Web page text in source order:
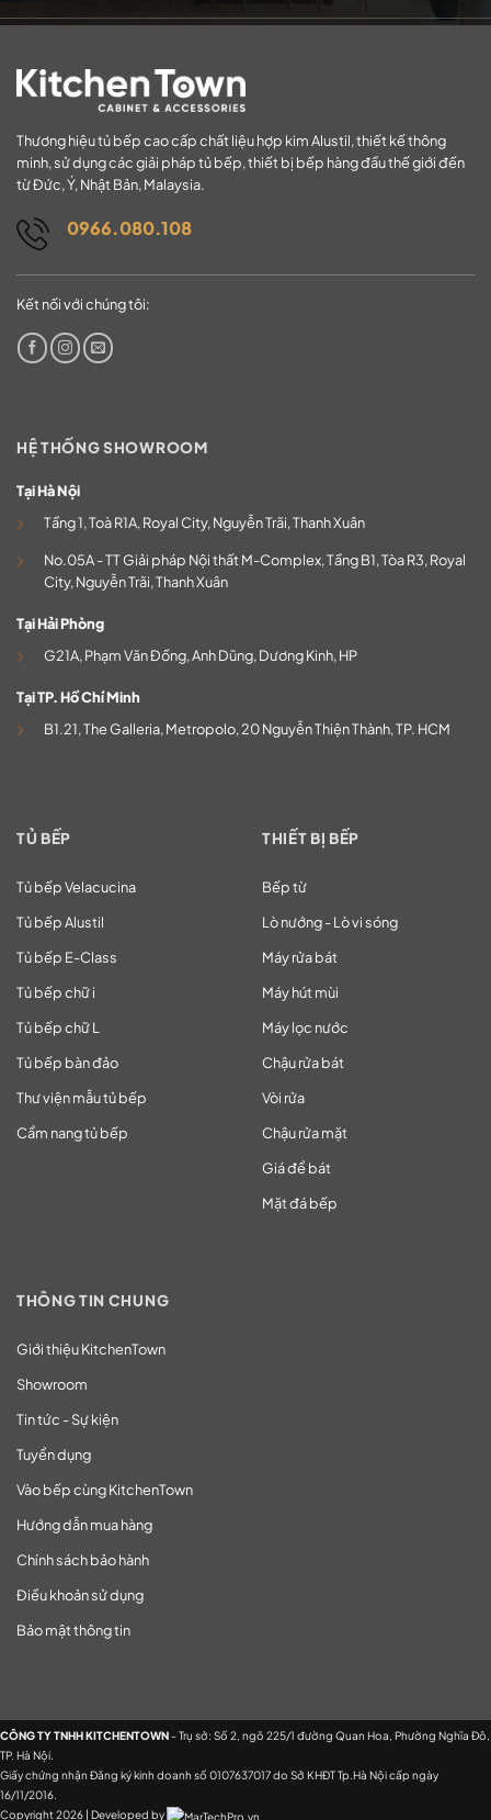
Thương hiệu tủ bếp cao cấp chất liệu hợp kim Alustil, thiết kế thông
minh, sử dụng các giải pháp tủ bếp, thiết bị bếp hàng đầu thế giới đến
từ Đức, Ý, Nhật Bản, Malaysia.
0966.080.108
Kết nối với chúng tôi:
HỆ THỐNG SHOWROOM
Tại Hà Nội
Tầng 1, Toà R1A, Royal City, Nguyễn Trãi, Thanh Xuân
No.05A - TT Giải pháp Nội thất M-Complex, Tầng B1, Tòa R3, Royal
City, Nguyễn Trãi, Thanh Xuân
Tại Hải Phòng
G21A, Phạm Văn Đồng, Anh Dũng, Dương Kinh, HP
Tại TP. Hồ Chí Minh
B1.21, The Galleria, Metropolo, 20 Nguyễn Thiện Thành, TP. HCM
TỦ BẾP
Tủ bếp Velacucina
Tủ bếp Alustil
Tủ bếp E-Class
Tủ bếp chữ i
Tủ bếp chữ L
Tủ bếp bàn đảo
Thư viện mẫu tủ bếp
Cẩm nang tủ bếp
THIẾT BỊ BẾP
Bếp từ
Lò nướng - Lò vi sóng
Máy rửa bát
Máy hút mùi
Máy lọc nước
Chậu rửa bát
Vòi rửa
Chậu rửa mặt
Giá để bát
Mặt đá bếp
THÔNG TIN CHUNG
Giới thiệu KitchenTown
Showroom
Tin tức - Sự kiện
Tuyển dụng
Vào bếp cùng KitchenTown
Hướng dẫn mua hàng
Chính sách bảo hành
Điều khoản sử dụng
Bảo mật thông tin
CÔNG TY TNHH KITCHENTOWN- Trụ sở: Số 2, ngõ 225/1 đường Quan Hoa, Phường Nghĩa Đô,
TP. Hà Nội.
Giấy chứng nhận Đăng ký kinh doanh số 0107637017 do Sở KHĐT Tp.Hà Nội cấp ngày
16/11/2016.
Copyright 2026 | Developed by